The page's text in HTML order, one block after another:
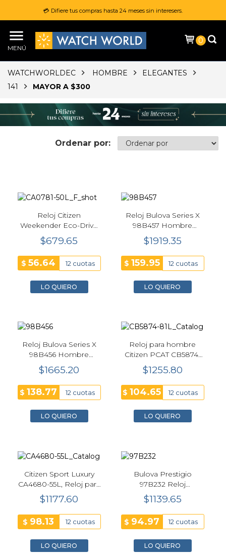
💳 Difiere tus compras hasta 24 meses sin interesers.
MENÚ
0
WATCHWORLDEC HOMBRE
ELEGANTES
141
MAYOR A $300
Ordenar por:
Reloj Citizen
Weekender Eco-Drive
CA0781-50L Hombre
44 mm Azul
$679.65
$56.64 12 cuotas
LO QUIERO
Reloj Bulova Series X
98B457 Hombre
Precisionist 42 mm
$1919.35
$ 159.95 12 cuotas
LO QUIERO
Reloj Bulova Series X
98B456 Hombre
Precisionist 42 mm
$1665.20
$138.77 12 cuotas
LO QUIERO
Reloj para hombre
Citizen PCAT CB5874-
81L Unite with Blue 43
mm, Cronógrafo
Atómico Eco-Drive
$1255.80
$104.65 12 cuotas
LO QUIERO
Citizen Sport Luxury
CA4680-55L, Reloj para
hombre Cronógrafo
Azul Claro Eco-Drive
$1177.60
$ 98.13 12 cuotas
LO QUIERO
Bulova Prestigio
97B232 Reloj
Cronógrafo Dorado
para Hombre
$1139.65
$ 94.97 12 cuotas
LO QUIERO